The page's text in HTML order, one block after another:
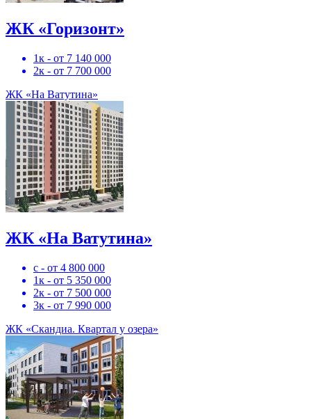
ЖК «Горизонт»
1к - от 7 140 000
2к - от 7 700 000
ЖК «На Ватутина»
ЖК «На Ватутина»
с - от 4 800 000
1к - от 5 350 000
2к - от 7 500 000
3к - от 7 990 000
ЖК «Скандиа. Квартал у озера»